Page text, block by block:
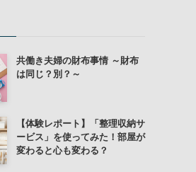
共働き夫婦の財布事情 ～財布
は同じ？別？～
【体験レポート】「整理収納サ
ービス」を使ってみた！部屋が
変わると心も変わる？